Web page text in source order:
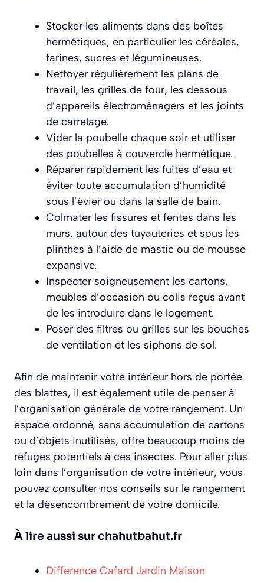
Stocker les aliments dans des boîtes
hermétiques, en particulier les céréales,
farines, sucres et légumineuses.
Nettoyer régulièrement les plans de
travail, les grilles de four, les dessous
d’appareils électroménagers et les joints
de carrelage.
Vider la poubelle chaque soir et utiliser
des poubelles à couvercle hermétique.
Réparer rapidement les fuites d’eau et
éviter toute accumulation d’humidité
sous l’évier ou dans la salle de bain.
Colmater les fissures et fentes dans les
murs, autour des tuyauteries et sous les
plinthes à l’aide de mastic ou de mousse
expansive.
Inspecter soigneusement les cartons,
meubles d’occasion ou colis reçus avant
de les introduire dans le logement.
Poser des filtres ou grilles sur les bouches
de ventilation et les siphons de sol.
Afin de maintenir votre intérieur hors de portée
des blattes, il est également utile de penser à
l’organisation générale de votre rangement. Un
espace ordonné, sans accumulation de cartons
ou d’objets inutilisés, offre beaucoup moins de
refuges potentiels à ces insectes. Pour aller plus
loin dans l’organisation de votre intérieur, vous
pouvez consulter nos conseils sur le rangement
et la désencombrement de votre domicile.
À lire aussi sur chahutbahut.fr
Difference Cafard Jardin Maison